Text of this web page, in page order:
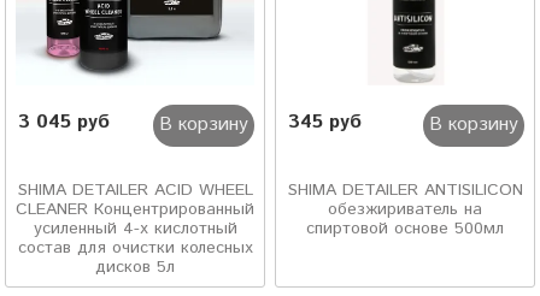
3 045 руб В корзину
SHIMA DETAILER ACID WHEEL
CLEANER Концентрированный
усиленный 4-х кислотный
состав для очистки колесных
дисков 5л
345 руб В корзину
SHIMA DETAILER ANTISILICON
обезжириватель на
спиртовой основе 500мл